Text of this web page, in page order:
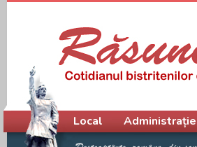
Meniu principal
Local Administrație